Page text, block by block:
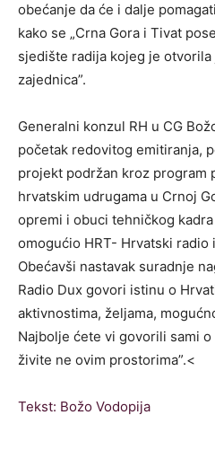
obećanje da će i dalje
kako se „Crna Gora i Tivat
sjedište radija kojeg je otvorila
zajednica”.
Generalni konzul RH u CG
početak redovitog emitiranja,
projekt podržan kroz program
hrvatskim udrugama u Crnoj
opremi i obuci tehničkog
omogućio HRT- Hrvatski radio
Obećavši nastavak suradnje
Radio Dux govori istinu o
aktivnostima, željama,
Najbolje ćete vi govorili sami
živite ne ovim prostorima”.<
Tekst: Božo Vodopija